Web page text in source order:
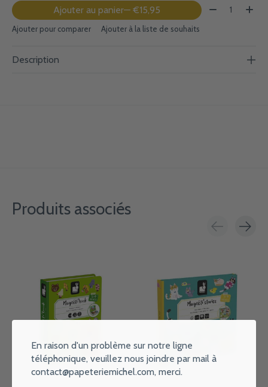
Ajouter au panier — €15,95 Quantité:
Ajouter pour comparer Ajouter à la liste de souhaits
Description
Produits associés
En raison d'un problème sur notre ligne
téléphonique, veuillez nous joindre par mail à
contact@papeteriemichel.com, merci.